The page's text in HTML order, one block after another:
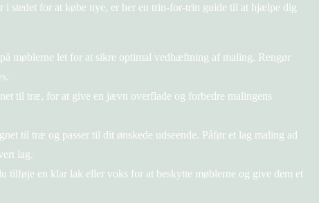
i stedet for at købe nye, er her en trin-for-trin guide til at hjælpe dig
møblerne let for at sikre optimal vedhæftning af maling. Rengør
til træ, for at give en jævn overflade og forbedre malingens
til træ og passer til dit ønskede udseende. Påfør et lag maling ad
lag.
tilføje en klar lak eller voks for at beskytte møblerne og give dem et